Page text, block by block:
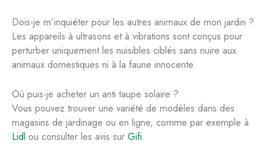
Dois-je m’inquiéter pour les autres animaux de mon jardin ?
Les appareils à ultrasons et à vibrations sont conçus pour
perturber uniquement les nuisibles ciblés sans nuire aux
animaux domestiques ni à la faune innocente.
Où puis-je acheter un anti taupe solaire ?
Vous pouvez trouver une variété de modèles dans des
magasins de jardinage ou en ligne, comme par exemple à
Lidl ou consulter les avis sur Gifi.